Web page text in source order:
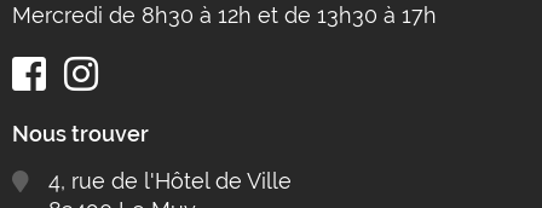
Mercredi de 8h30 à 12h et de 13h30 à 17h
Nous trouver
4, rue de l'Hôtel de Ville